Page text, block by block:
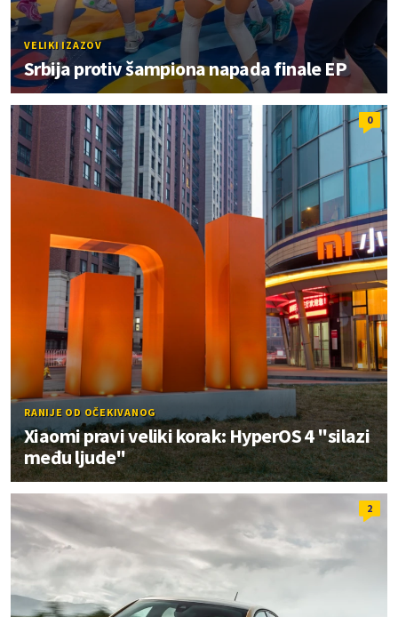
VELIKI IZAZOV
Srbija protiv šampiona napada finale EP
0
RANIJE OD OČEKIVANOG
Xiaomi pravi veliki korak: HyperOS 4 "silazi
među ljude"
2